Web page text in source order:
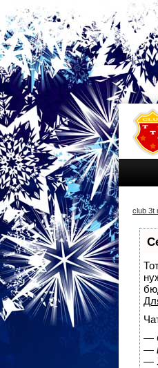
club 3t
—
—
—